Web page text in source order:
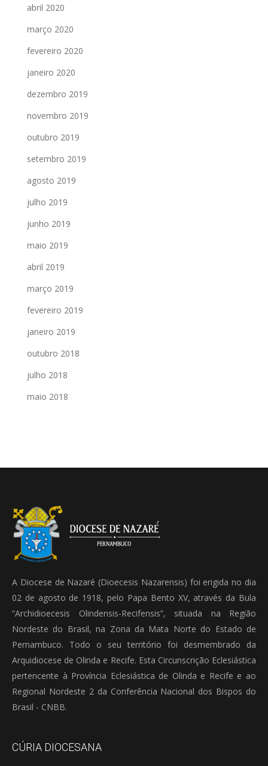
abril 2020
março 2020
fevereiro 2020
janeiro 2020
dezembro 2019
novembro 2019
outubro 2019
setembro 2019
agosto 2019
julho 2019
junho 2019
maio 2019
abril 2019
março 2019
fevereiro 2019
janeiro 2019
outubro 2018
julho 2018
maio 2018
A Diocese de Nazaré (Dioecesis Nazarensis) foi erigida no dia
02 de agosto de 1918, pelo Papa Bento XV, através da Bula
“Archidioecesis Olindensis-Recifensis”, situada na Região
Nordeste do Brasil, na Zona da Mata Norte do Estado de
Pernambuco. Todo o seu território foi desmembrado da
Arquidiocese de Olinda e Recife. Esta Circunscrição Eclesiástica
pertencente à Província Eclesiástica de Olinda e Recife e ao
Regional Nordeste 2 da Conferência Nacional dos Bispos do
Brasil - CNBB.
CÚRIA DIOCESANA